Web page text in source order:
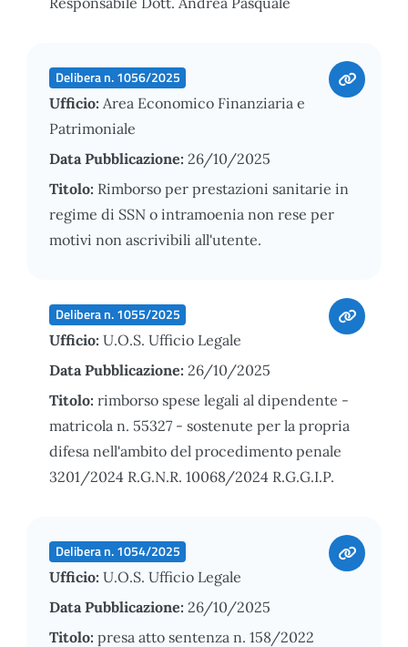
Delibera n. 1056/2025
Ufficio: Area Economico Finanziaria e
Patrimoniale
Data Pubblicazione: 26/10/2025
Titolo: Rimborso per prestazioni sanitarie in
regime di SSN o intramoenia non rese per
motivi non ascrivibili all'utente.
Delibera n. 1055/2025
Ufficio: U.O.S. Ufficio Legale
Data Pubblicazione: 26/10/2025
Titolo: rimborso spese legali al dipendente -
matricola n. 55327 - sostenute per la propria
difesa nell'ambito del procedimento penale
3201/2024 R.G.N.R. 10068/2024 R.G.G.I.P.
Delibera n. 1054/2025
Ufficio: U.O.S. Ufficio Legale
Data Pubblicazione: 26/10/2025
Titolo: presa atto sentenza n. 158/2022